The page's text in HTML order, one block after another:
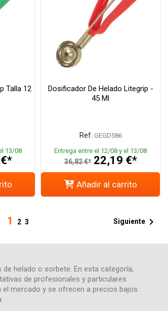
Talla 12
13/08
Dosificador De Helado Litegrip -
45 Ml
Ref. GEGD586
Entrega entre el 12/08 y el 13/08
36,82 €* 22,19 €*
Añadir al carrito
1 2 3 Siguiente
helado o sorbete. En esta categoría,
de profesionales y particulares
mercado y se ofrecen a precios bajos.